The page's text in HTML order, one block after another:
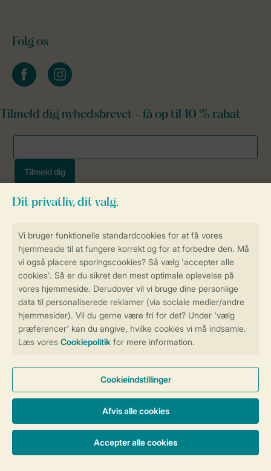
Få en personligt tilpasset oplevelse
på Landal.dk
Sikker datahåndtering
Sikker betaling
Følg os
facebookinstagram
Tilmeld dig nyhedsbrevet - få op til 10 % rabat
Vilkår og betingelser Persondatapolitik
Cookies og banner